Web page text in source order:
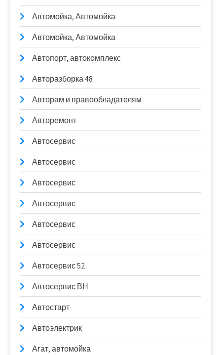
Автомойка, Автомойка
Автомойка, Автомойка
Автопорт, автокомплекс
Авторазборка 48
Авторам и правообладателям
Авторемонт
Автосервис
Автосервис
Автосервис
Автосервис
Автосервис
Автосервис
Автосервис 52
Автосервис ВН
Автостарт
Автоэлектрик
Агат, автомойка